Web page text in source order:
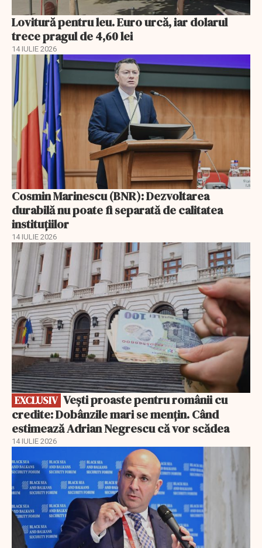
Lovitură pentru leu. Euro urcă, iar dolarul
trece pragul de 4,60 lei
14 IULIE 2026
Cosmin Marinescu (BNR): Dezvoltarea
durabilă nu poate fi separată de calitatea
instituțiilor
14 IULIE 2026
EXCLUSIV
EXCLUSIV
credite: Dobânzile mari se mențin. Când
estimează Adrian Negrescu că vor scădea
14 IULIE 2026